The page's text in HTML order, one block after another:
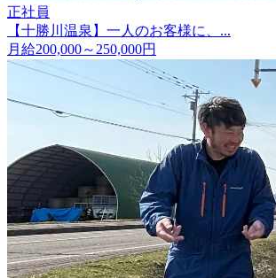
正社員
【十勝川温泉】一人のお客様に、...
月給200,000～250,000円